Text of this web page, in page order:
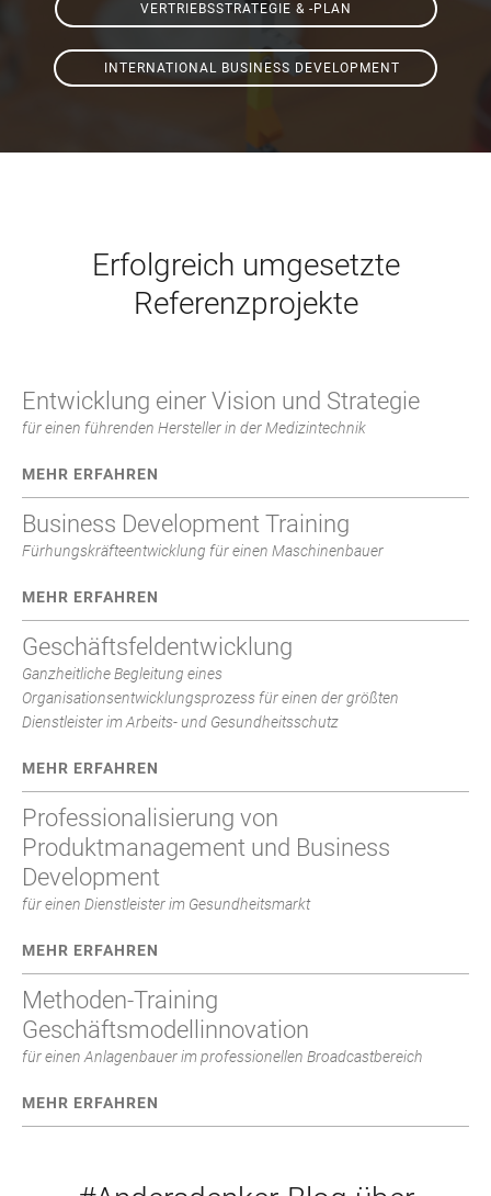
VERTRIEBSSTRATEGIE & -PLAN
INTERNATIONAL BUSINESS DEVELOPMENT
Erfolgreich umgesetzte
Referenzprojekte
Entwicklung einer Vision und Strategie
für einen führenden Hersteller in der Medizintechnik
MEHR ERFAHREN
Business Development Training
Fürhungskräfteentwicklung für einen Maschinenbauer
MEHR ERFAHREN
Geschäftsfeldentwicklung
Ganzheitliche Begleitung eines
Organisationsentwicklungsprozess für einen der größten
Dienstleister im Arbeits- und Gesundheitsschutz
MEHR ERFAHREN
Professionalisierung von
Produktmanagement und Business
Development
für einen Dienstleister im Gesundheitsmarkt
MEHR ERFAHREN
Methoden-Training
Geschäftsmodellinnovation
für einen Anlagenbauer im professionellen Broadcastbereich
MEHR ERFAHREN